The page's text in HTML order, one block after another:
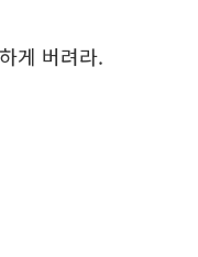
게 버려라.